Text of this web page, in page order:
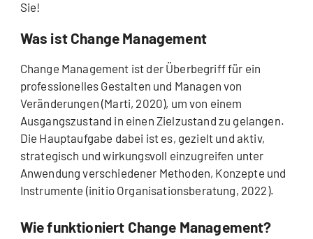
Sie!
Was ist Change Management
Change Management ist der Überbegriff für ein
professionelles Gestalten und Managen von
Veränderungen (Marti, 2020), um von einem
Ausgangszustand in einen Zielzustand zu gelangen.
Die Hauptaufgabe dabei ist es, gezielt und aktiv,
strategisch und wirkungsvoll einzugreifen unter
Anwendung verschiedener Methoden, Konzepte und
Instrumente (initio Organisationsberatung, 2022).
Wie funktioniert Change Management?